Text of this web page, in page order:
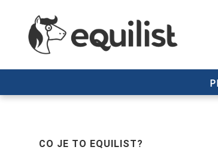
CO JE TO EQUILIST?